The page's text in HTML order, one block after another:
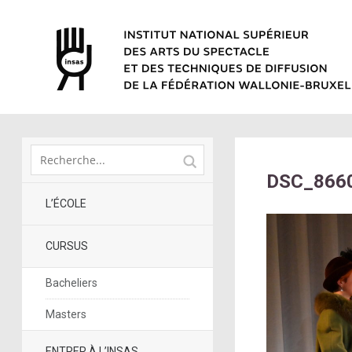
L’ÉCOLE
CURSUS
Bacheliers
Masters